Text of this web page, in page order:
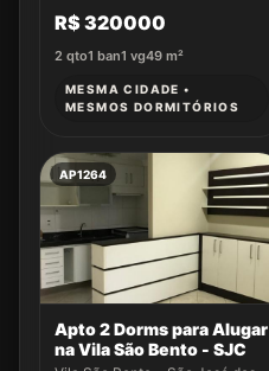
dos Campos/SP
R$ 320000
2 qto1 ban1 vg49 m²
MESMA CIDADE •
MESMOS DORMITÓRIOS
AP1264
Apto 2 Dorms para Alugar
na Vila São Bento - SJC